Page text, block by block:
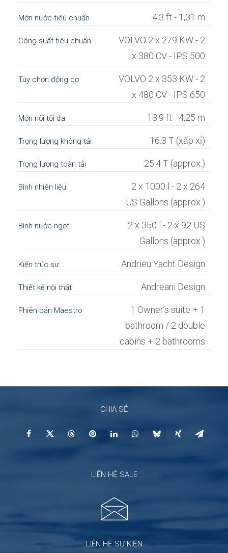
Mớn nước tiêu chuẩn 4.3 ft - 1,31 m
Công suất tiêu chuẩn
VOLVO 2 x 279 KW - 2
x 380 CV - IPS 500
Tùy chọn động cơ
VOLVO 2 x 353 KW - 2
x 480 CV - IPS 650
Mớn nổi tối đa 13.9 ft - 4,25 m
Trọng lượng không tải 16.3 T (xấp xỉ)
Trọng lượng toàn tải 25.4 T (approx.)
Bình nhiên liệu
2 x 1000 l - 2 x 264
US Gallons (approx.)
Bình nước ngọt
2 x 350 l - 2 x 92 US
Gallons (approx.)
Kiến trúc sư Andrieu Yacht Design
Thiết kế nội thất Andreani Design
Phiên bản Maestro
1 Owner’s suite + 1
bathroom / 2 double
cabins + 2 bathrooms
CHIA SẺ
LIÊN HỆ SALE
LIÊN HỆ SỰ KIỆN